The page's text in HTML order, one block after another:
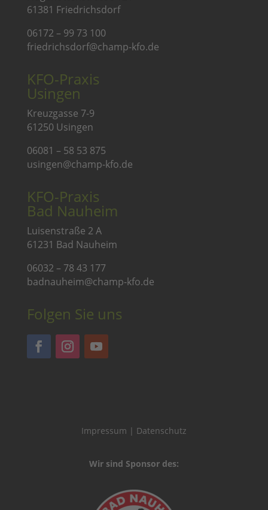
61381 Friedrichsdorf
06172 – 99 73 100
friedrichsdorf@champ-kfo.de
KFO-Praxis
Usingen
Kreuzgasse 7-9
61250 Usingen
06081 – 58 53 875
usingen@champ-kfo.de
KFO-Praxis
Bad Nauheim
Luisenstraße 2 A
61231 Bad Nauheim
06032 – 78 43 177
badnauheim@champ-kfo.de
Folgen Sie uns
Impressum | Datenschutz
Wir sind Sponsor des: